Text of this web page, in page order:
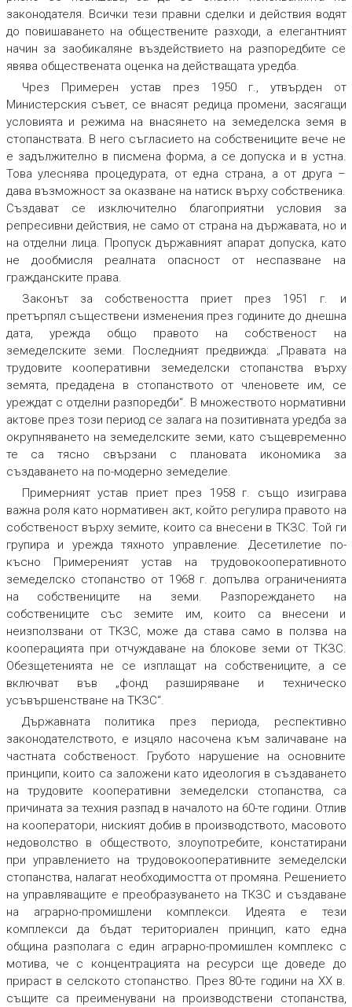
законодателя. Всички тези правни сделки и действия водят
до повишаването на обществените разходи, а елегантният
начин за заобикаляне въздействието на разпоредбите се
явява обществената оценка на действащата уредба.
Чрез Примерен устав през 1950 г., утвърден от
Министерския съвет, се внасят редица промени, засягащи
условията и режима на внасянето на земеделска земя в
стопанствата. В него съгласието на собствениците вече не
е задължително в писмена форма, а се допуска и в устна.
Това улеснява процедурата, от една страна, а от друга –
дава възможност за оказване на натиск върху собственика.
Създават се изключително благоприятни условия за
репресивни действия, не само от страна на държавата, но и
на отделни лица. Пропуск държавният апарат допуска, като
не дообмисля реалната опасност от неспазване на
гражданските права.
Законът за собствеността приет през 1951 г. и
претърпял съществени изменения през годините до днешна
дата, урежда общо правото на собственост на
земеделските земи. Последният предвижда: „Правата на
трудовите кооперативни земеделски стопанства върху
земята, предадена в стопанството от членовете им, се
уреждат с отделни разпоредби“. В множеството нормативни
актове през този период се залага на позитивната уредба за
окрупняването на земеделските земи, като същевременно
те са тясно свързани с плановата икономика за
създаването на по-модерно земеделие.
Примерният устав приет през 1958 г. също изиграва
важна роля като нормативен акт, който регулира правото на
собственост върху земите, които са внесени в ТКЗС. Той ги
групира и урежда тяхното управление. Десетилетие по-
късно Примереният устав на трудовокооперативното
земеделско стопанство от 1968 г. допълва ограниченията
на собствениците на земи. Разпореждането на
собствениците със земите им, които са внесени и
неизползвани от ТКЗС, може да става само в ползва на
кооперацията при отчуждаване на блокове земи от ТКЗС.
Обезщетенията не се изплащат на собствениците, а се
включват във „фонд разширяване и техническо
усъвършенстване на ТКЗС“.
Държавната политика през периода, респективно
законодателството, е изцяло насочена към заличаване на
частната собственост. Грубото нарушение на основните
принципи, които са заложени като идеология в създаването
на трудовите кооперативни земеделски стопанства, са
причината за техния разпад в началото на 60-те години. Отлив
на кооператори, ниският добив в производството, масовото
недоволство в обществото, злоупотребите, констатирани
при управлението на трудовокооперативните земеделски
стопанства, налагат необходимостта от промяна. Решението
на управляващите е преобразуването на ТКЗС и създаване
на аграрно-промишлени комплекси. Идеята е тези
комплекси да бъдат териториален принцип, като една
община разполага с един аграрно-промишлен комплекс с
мотива, че с концентрацията на ресурси ще доведе до
прираст в селското стопанство. През 80-те години на ХХ в.
същите са преименувани на производствени стопанства,